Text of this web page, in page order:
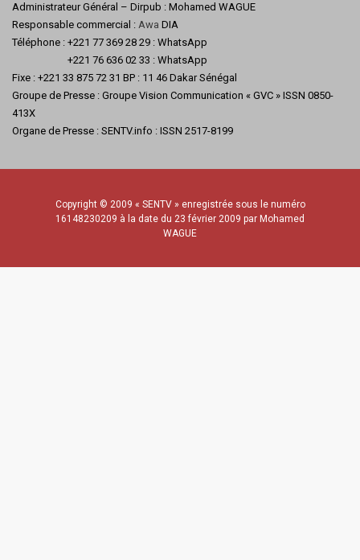
Administrateur Général – Dirpub : Mohamed WAGUE
Responsable commercial : Awa DIA
Téléphone : +221 77 369 28 29 : WhatsApp
+221 76 636 02 33 : WhatsApp
Fixe : +221 33 875 72 31 BP : 11 46 Dakar Sénégal
Groupe de Presse : Groupe Vision Communication « GVC » ISSN 0850-
413X
Organe de Presse : SENTV.info : ISSN 2517-8199
Copyright © 2009 « SENTV » enregistrée sous le numéro
16148230209 à la date du 23 février 2009 par Mohamed
WAGUE